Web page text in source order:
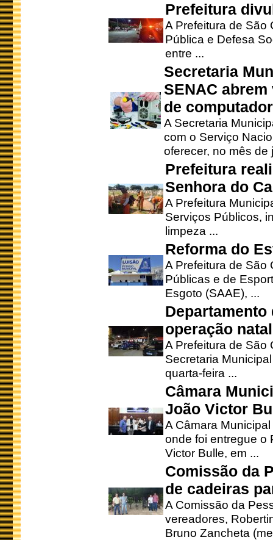
Prefeitura
A Prefeitura de São
Pública e Defesa
entre ...
Secretaria
SENAC
de
A Secretaria
com o Serviço
oferecer, no mês de
Prefeitura
Senhora do
A Prefeitura
Serviços Públicos,
limpeza ...
Reforma do
A Prefeitura de São
Públicas e de
Esgoto (SAAE), ...
operação
A Prefeitura de São
Secretaria
quarta-feira ...
Câmara
João Victor
A Câmara
onde foi entregue o
Victor Bulle, em ...
Comissão da
de cadeiras
A Comissão da
vereadores,
Bruno Zancheta